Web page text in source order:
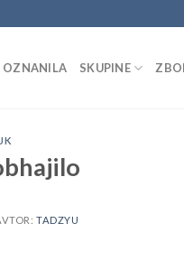
OZNANILA SKUPINE
TADZYU